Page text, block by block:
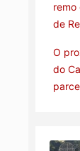
remo
de
O
do